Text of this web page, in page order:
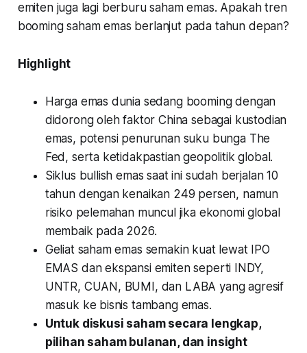
emiten juga lagi berburu saham emas. Apakah tren
booming saham emas berlanjut pada tahun depan?
Highlight
Harga emas dunia sedang booming dengan
didorong oleh faktor China sebagai kustodian
emas, potensi penurunan suku bunga The
Fed, serta ketidakpastian geopolitik global.
Siklus bullish emas saat ini sudah berjalan 10
tahun dengan kenaikan 249 persen, namun
risiko pelemahan muncul jika ekonomi global
membaik pada 2026.
Geliat saham emas semakin kuat lewat IPO
EMAS dan ekspansi emiten seperti INDY,
UNTR, CUAN, BUMI, dan LABA yang agresif
masuk ke bisnis tambang emas.
Untuk diskusi saham secara lengkap,
pilihan saham bulanan, dan insight